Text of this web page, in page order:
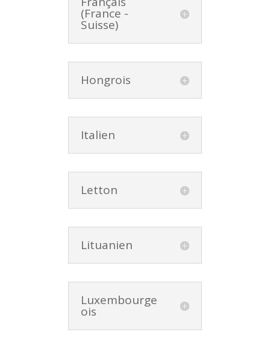
(France -
Suisse)
Hongrois
Italien
Letton
Lituanien
Luxembourge
ois